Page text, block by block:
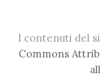
I contenuti del
Commons